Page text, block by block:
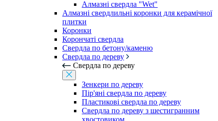
Алмазні свердла "Wet"
Алмазні свердлильні коронки для керамічної
плитки
Коронки
Корончаті свердла
Свердла по бетону/каменю
Свердла по дереву
Свердла по дереву
Зенкери по дереву
Пір'яні свердла по дереву
Пластикові свердла по дереву
Свердла по дереву з шестигранним
хвостовиком